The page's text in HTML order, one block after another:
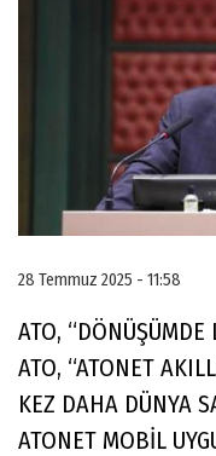
28 Temmuz 2025 - 11:58
ATO,
ATO, “ATONET
KEZ DAHA DÜNYA
ATONET MOBİL